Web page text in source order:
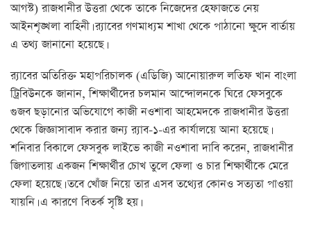
আগস্ট) রাজধানীর উত্তরা থেকে তাকে নিজেদের হেফাজতে নেয়
আইনশৃঙ্খলা বাহিনী। র‌্যাবের গণমাধ্যম শাখা থেকে পাঠানো ক্ষুদে বার্তায়
এ তথ্য জানানো হয়েছে।
র‍্যাবের অতিরিক্ত মহাপরিচালক (এডিজি) আনোয়ারুল লতিফ খান বাংলা
ট্রিবিউনকে জানান, শিক্ষার্থীদের চলমান আন্দোলনকে ঘিরে ফেসবুকে
গুজব ছড়ানোর অভিযোগে কাজী নওশাবা আহমেদকে রাজধানীর উত্তরা
থেকে জিজ্ঞাসাবাদ করার জন্য র‌্যাব-১-এর কার্যালয়ে আনা হয়েছে।
শনিবার বিকালে ফেসবুক লাইভে কাজী নওশাবা দাবি করেন, রাজধানীর
জিগাতলায় একজন শিক্ষার্থীর চোখ তুলে ফেলা ও চার শিক্ষার্থীকে মেরে
ফেলা হয়েছে। তবে খোঁজ নিয়ে তার এসব তথ্যের কোনও সত্যতা পাওয়া
যায়নি। এ কারণে বিতর্ক সৃষ্টি হয়।